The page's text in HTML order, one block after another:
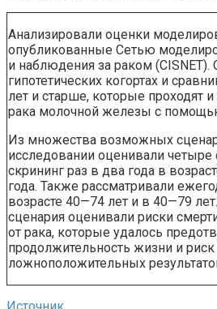
Анализировали оценки
опубликованные Сетью
и наблюдения за раком
гипотетических когортах и
лет и старше, которые проходят
рака молочной железы с
Из множества возможных
исследовании оценивали
скрининг раз в два года в
года. Также рассматривали
возрасте 40—74 лет и в 40—79
сценария оценивали риски
от рака, которые удалось
продолжительность жизни и риск
ложноположительных